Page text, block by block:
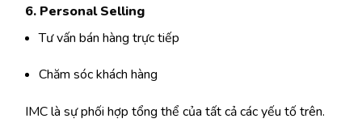
6. Personal Selling
Tư vấn bán hàng trực tiếp
Chăm sóc khách hàng
IMC là sự phối hợp tổng thể của tất cả các yếu tố trên.